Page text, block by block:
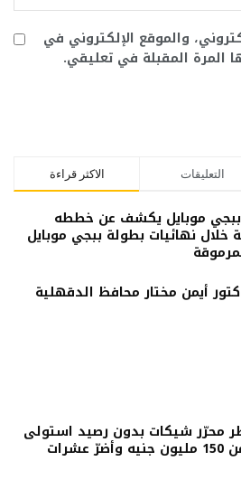
والموقع الإلكتروني في
المرة المقبلة في تعليقي.
الاكثر قراءة التعليقات
ببجي موبايل يكشف عن خططه
خلال نهائيات بطولة ببجي موبايل
أيمن مختار محافظ الدقهلية
محرّر شيكات بدون رصيد استولى
على أكثر من 150 مليون جنيه وأضرّ عشرات